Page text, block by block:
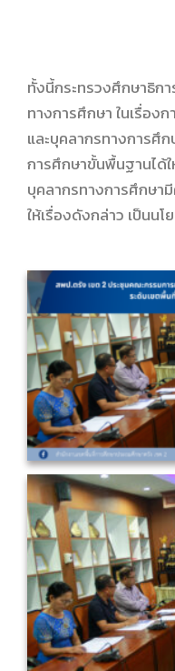
ทั้งนี้กระทรวงศึกษาธิก
ทางการศึกษา ในเรื่อง
และบุคลากรทางการศึ
การศึกษาขั้นพื้นฐานได้
บุคลากรทางการศึกษ
ให้เรื่องดังกล่าว เป็นนโ